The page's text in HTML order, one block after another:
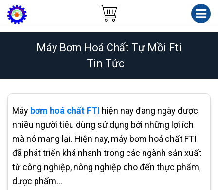
Máy Bơm Hoá Chất Tự Mồi Fti
Tin Tức
Máy bơm hoá chất FTI hiện nay đang ngày được
nhiều người tiêu dùng sử dụng bởi những lợi ích
mà nó mang lại. Hiện nay, máy bơm hoá chất FTI
đã phát triển khá nhanh trong các ngành sản xuất
từ công nghiệp, nông nghiệp cho đến thực phẩm,
dược phẩm…